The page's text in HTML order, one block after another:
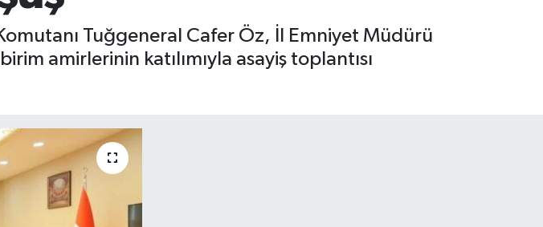
Tuğgeneral Cafer Öz, İl Emniyet Müdürü
amirlerinin katılımıyla asayiş toplantısı